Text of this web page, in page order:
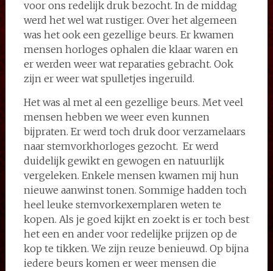
voor ons redelijk druk bezocht. In de middag
werd het wel wat rustiger. Over het algemeen
was het ook een gezellige beurs. Er kwamen
mensen horloges ophalen die klaar waren en
er werden weer wat reparaties gebracht. Ook
zijn er weer wat spulletjes ingeruild.
Het was al met al een gezellige beurs. Met veel
mensen hebben we weer even kunnen
bijpraten. Er werd toch druk door verzamelaars
naar stemvorkhorloges gezocht. Er werd
duidelijk gewikt en gewogen en natuurlijk
vergeleken. Enkele mensen kwamen mij hun
nieuwe aanwinst tonen. Sommige hadden toch
heel leuke stemvorkexemplaren weten te
kopen. Als je goed kijkt en zoekt is er toch best
het een en ander voor redelijke prijzen op de
kop te tikken. We zijn reuze benieuwd. Op bijna
iedere beurs komen er weer mensen die